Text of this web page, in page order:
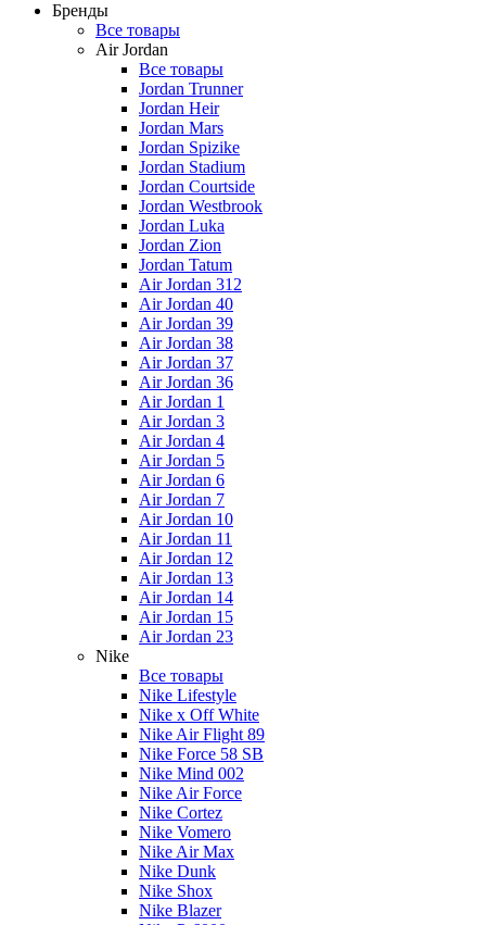
Бренды
Все товары
Air Jordan
Все товары
Jordan Trunner
Jordan Heir
Jordan Mars
Jordan Spizike
Jordan Stadium
Jordan Courtside
Jordan Westbrook
Jordan Luka
Jordan Zion
Jordan Tatum
Air Jordan 312
Air Jordan 40
Air Jordan 39
Air Jordan 38
Air Jordan 37
Air Jordan 36
Air Jordan 1
Air Jordan 3
Air Jordan 4
Air Jordan 5
Air Jordan 6
Air Jordan 7
Air Jordan 10
Air Jordan 11
Air Jordan 12
Air Jordan 13
Air Jordan 14
Air Jordan 15
Air Jordan 23
Nike
Все товары
Nike Lifestyle
Nike x Off White
Nike Air Flight 89
Nike Force 58 SB
Nike Mind 002
Nike Air Force
Nike Cortez
Nike Vomero
Nike Air Max
Nike Dunk
Nike Shox
Nike Blazer